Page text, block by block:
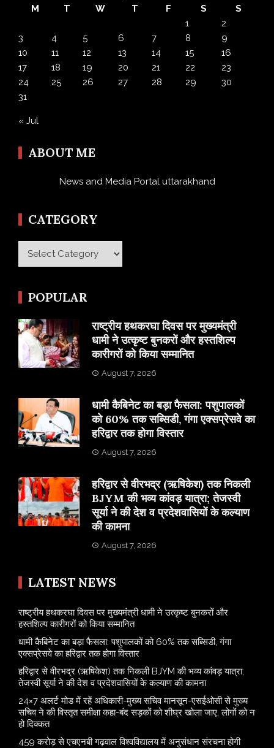
M
T W T F S
S
1
2
3
4 5 6 7 8
9
10
11 12 13 14 15
16
17
18 19 20 21 22
23
24
25 26 27 28 29
30
31
« Jul
ABOUT ME
News and Media Portal uttarakhand
CATEGORY
Category
POPULAR
राष्ट्रीय हथकरघा दिवस पर मुख्यमंत्री
धामी ने उत्कृष्ट बुनकरों और हस्तशिल्प
कारीगरों को किया सम्मानित
August 7, 2026
​धामी कैबिनेट का बड़ा फैसला: पशुपालकों
को 60% तक सब्सिडी, गंगा एक्सप्रेसवे का
हरिद्वार तक होगा विस्तार
August 7, 2026
​हरिद्वार से वीरभद्र (ऋषिकेश) तक निकली
BJYM की भव्य कांवड़ यात्रा; तेजस्वी
सूर्या ने की देश व प्रदेशवासियों के कल्याण
की कामना
August 7, 2026
LATEST NEWS
राष्ट्रीय हथकरघा दिवस पर मुख्यमंत्री धामी ने उत्कृष्ट बुनकरों और
हस्तशिल्प कारीगरों को किया सम्मानित
​धामी कैबिनेट का बड़ा फैसला: पशुपालकों को 60% तक सब्सिडी, गंगा
एक्सप्रेसवे का हरिद्वार तक होगा विस्तार
​हरिद्वार से वीरभद्र (ऋषिकेश) तक निकली BJYM की भव्य कांवड़ यात्रा;
तेजस्वी सूर्या ने की देश व प्रदेशवासियों के कल्याण की कामना
24×7 अलर्ट मोड में रहें अधिकारी-मुख्य सचिव मानसून-एसईओसी से मुख्य
सचिव ने की विस्तृत समीक्षा कहा-बंद सड़कों को शीघ्र खोला जाए, लोगों को न
हो दिक्कत
459 करोड़ से एचएनबी गढ़वाल विश्वविद्यालय में अनुसंधान संरचना होगी